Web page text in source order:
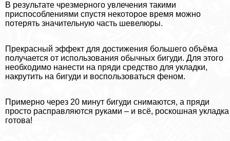
В результате чрезмерного увлечения такими
приспособлениями спустя некоторое время можно
потерять значительную часть шевелюры.
Прекрасный эффект для достижения большего объёма
получается от использования обычных бигуди. Для этого
необходимо нанести на пряди средство для укладки,
накрутить на бигуди и воспользоваться феном.
Примерно через 20 минут бигуди снимаются, а пряди
просто расправляются руками – и всё, роскошная укладка
готова!